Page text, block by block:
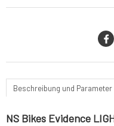
Beschreibung und Parameter
NS Bikes Evidence